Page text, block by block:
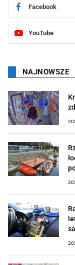
Facebook
YouTube
NAJNOWSZE